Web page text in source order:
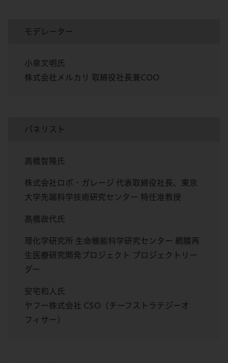
モデレーター
小泉文明氏
株式会社メルカリ 取締役社長兼COO
パネリスト
高橋智隆氏
株式会社ロボ・ガレージ 代表取締役社長、東京
大学先端科学技術研究センター 特任准教授
髙橋政代氏
理化学研究所 生命機能科学研究センター 網膜再
生医療研究開発プロジェクト プロジェクトリー
ダー
安宅和人氏
ヤフー株式会社 CSO（チーフストラテジーオ
フィサー）